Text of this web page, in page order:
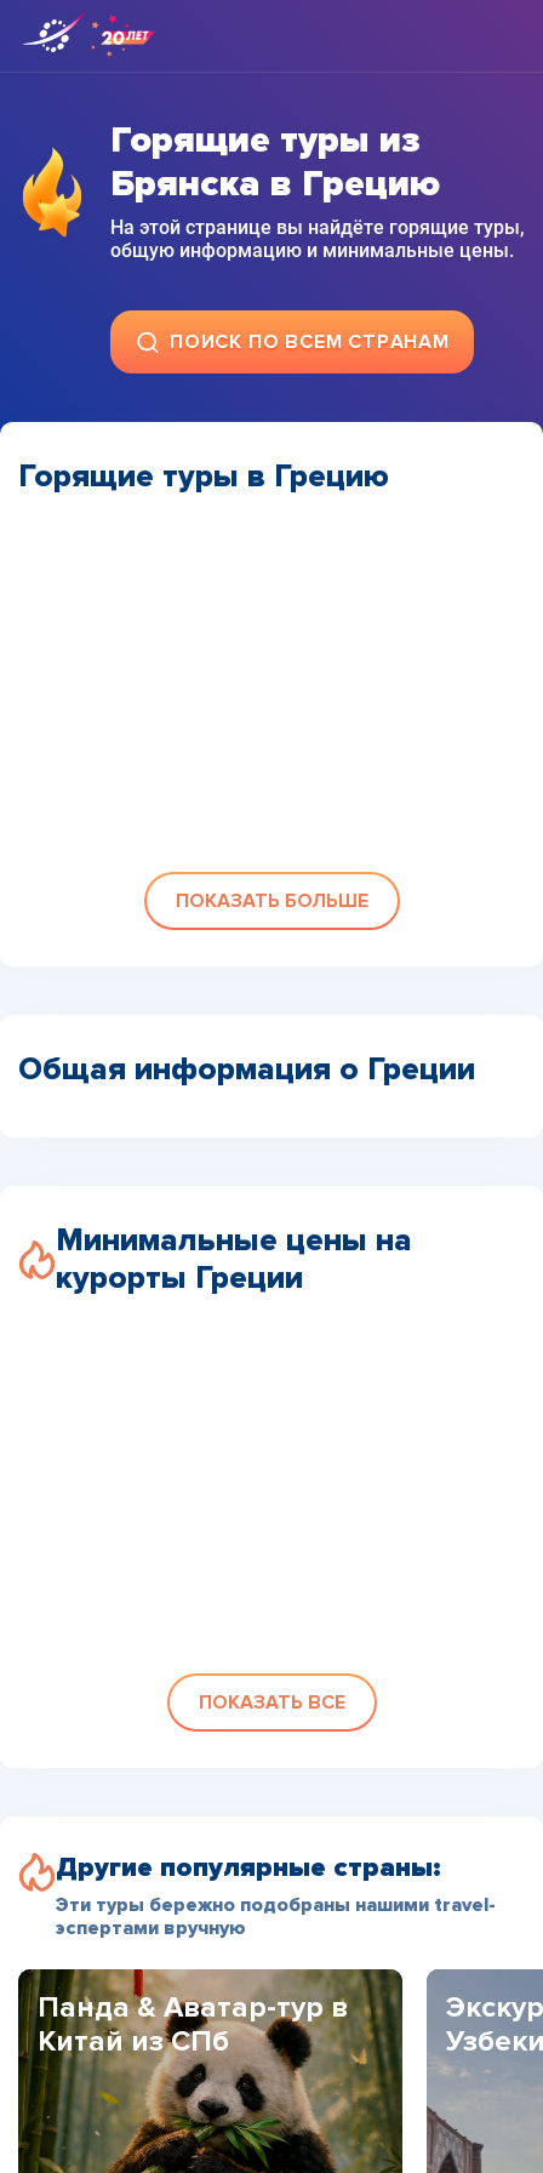
Горящие туры из
Брянска в Грецию
На этой странице вы найдёте горящие туры,
общую информацию и минимальные цены.
ПОИСК ПО ВСЕМ СТРАНАМ
Горящие туры в Грецию
ПОКАЗАТЬ БОЛЬШЕ
Общая информация о Греции
Минимальные цены на
курорты Греции
ПОКАЗАТЬ ВСЕ
Другие популярные страны:
Эти туры бережно подобраны нашими travel-
эспертами вручную
Панда & Аватар-тур в
Китай из СПб